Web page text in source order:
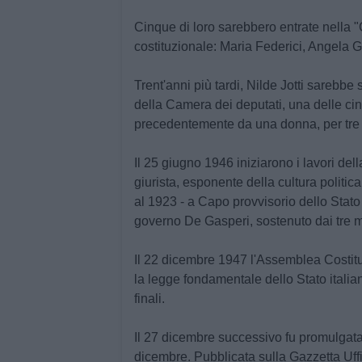
Cinque di loro sarebbero entrate nella
costituzionale: Maria Federici, Angela
Trent'anni più tardi, Nilde Jotti sarebbe
della Camera dei deputati, una delle
precedentemente da una donna, per
25 giugno 1946 iniziarono i lavori
giurista, esponente della cultura
al 1923 - a Capo provvisorio dello
governo De Gasperi, sostenuto dai tre
22 dicembre 1947 l'Assemblea
la legge fondamentale dello Stato
finali.
Il 27 dicembre successivo fu
dicembre. Pubblicata sulla Gazzetta